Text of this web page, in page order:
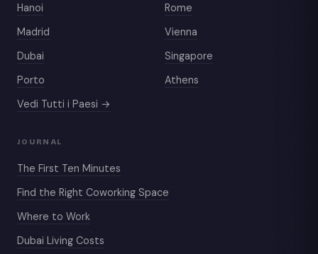
Hanoi
Rome
Madrid
Vienna
Dubai
Singapore
Porto
Athens
Vedi Tutti i Paesi →
JOURNAL
The First Ten Minutes
Find the Right Coworking Space
Where to Work
Dubai Living Costs